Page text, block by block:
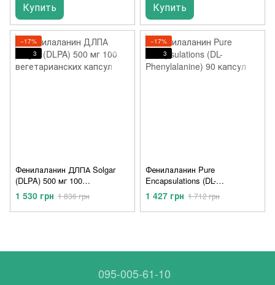
Купить Купить
−17%
3
Фенилаланин ДЛПА Solgar
(DLPA) 500 мг 100
вегетарианских капсул
1 530 грн 1 836 грн
−17%
3
Фенилаланин Pure
Encapsulations (DL-
Phenylalanine) 90 капсул
1 427 грн 1 712 грн
095-005-61-10